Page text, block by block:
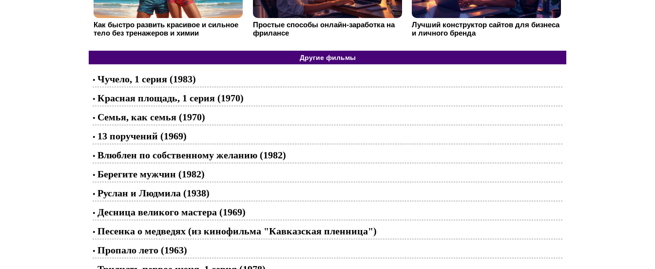
Как быстро развить красивое и сильное
тело без тренажеров и химии
Простые способы онлайн-заработка на
фрилансе
Лучший конструктор сайтов для бизнеса
и личного бренда
Другие фильмы
• Чучело, 1 серия (1983)
• Красная площадь, 1 серия (1970)
• Семья, как семья (1970)
• 13 поручений (1969)
• Влюблен по собственному желанию (1982)
• Берегите мужчин (1982)
• Руслан и Людмила (1938)
• Десница великого мастера (1969)
• Песенка о медведях (из кинофильма "Кавказская пленница")
• Пропало лето (1963)